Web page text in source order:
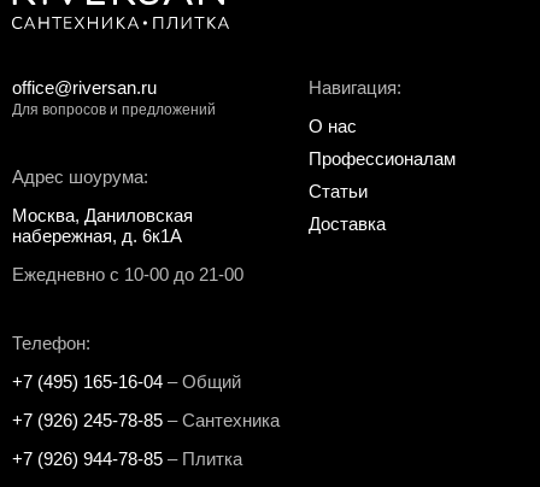
Адрес шоурума:
Москва, Даниловская
набережная, д. 6к1А
Ежедневно с 10-00 до 21-00
Телефон:
+7 (495) 165-16-04 – Общий
+7 (926) 245-78-85 – Сантехника
+7 (926) 944-78-85 – Плитка
Навигация:
О нас
Профессионалам
Статьи
Доставка
office@riversan.ru
Для вопросов и предложений